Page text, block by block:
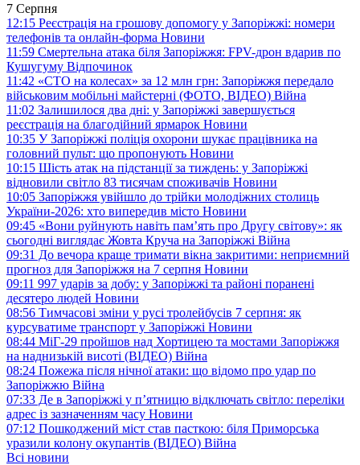
7 Серпня
12:15 Реєстрація на грошову допомогу у Запоріжжі: номери
телефонів та онлайн-форма Новини
11:59 Смертельна атака біля Запоріжжя: FPV-дрон вдарив по
Кушугуму Відпочинок
11:42 «СТО на колесах» за 12 млн грн: Запоріжжя передало
військовим мобільні майстерні (ФОТО, ВІДЕО) Війна
11:02 Залишилося два дні: у Запоріжжі завершується
реєстрація на благодійний ярмарок Новини
10:35 У Запоріжжі поліція охорони шукає працівника на
головний пульт: що пропонують Новини
10:15 Шість атак на підстанції за тиждень: у Запоріжжі
відновили світло 83 тисячам споживачів Новини
10:05 Запоріжжя увійшло до трійки молодіжних столиць
України-2026: хто випередив місто Новини
09:45 «Вони руйнують навіть пам’ять про Другу світову»: як
сьогодні виглядає Жовта Круча на Запоріжжі Війна
09:31 До вечора краще тримати вікна закритими: неприємний
прогноз для Запоріжжя на 7 серпня Новини
09:11 997 ударів за добу: у Запоріжжі та районі поранені
десятеро людей Новини
08:56 Тимчасові зміни у русі тролейбусів 7 серпня: як
курсуватиме транспорт у Запоріжжі Новини
08:44 МіГ-29 пройшов над Хортицею та мостами Запоріжжя
на наднизькій висоті (ВІДЕО) Війна
08:24 Пожежа після нічної атаки: що відомо про удар по
Запоріжжю Війна
07:33 Де в Запоріжжі у п’ятницю відключать світло: переліки
адрес із зазначенням часу Новини
07:12 Пошкоджений міст став пасткою: біля Приморська
уразили колону окупантів (ВІДЕО) Війна
Всі новини